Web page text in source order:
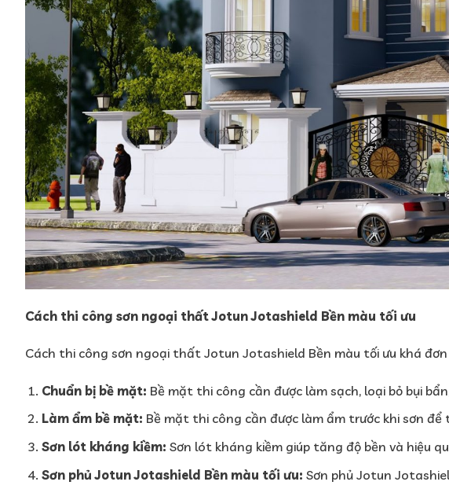
Cách thi công sơn ngoại thất Jotun Jotashield Bền màu tối ưu
Cách thi công sơn ngoại thất Jotun Jotashield Bền màu tối ưu khá đơn
Chuẩn bị bề mặt: Bề mặt thi công cần được làm sạch, loại bỏ bụi
Làm ẩm bề mặt: Bề mặt thi công cần được làm ẩm trước khi sơn để
Sơn lót kháng kiềm: Sơn lót kháng kiềm giúp tăng độ bền và hiệu
Sơn phủ Jotun Jotashield Bền màu tối ưu: Sơn phủ Jotun